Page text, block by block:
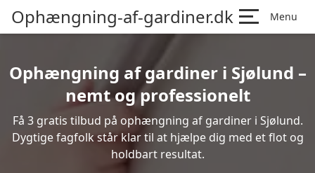
Ophængning-af-gardiner.dk Menu
Ophængning af gardiner i Sjølund –
nemt og professionelt
Få 3 gratis tilbud på ophængning af gardiner i Sjølund.
Dygtige fagfolk står klar til at hjælpe dig med et flot og
holdbart resultat.